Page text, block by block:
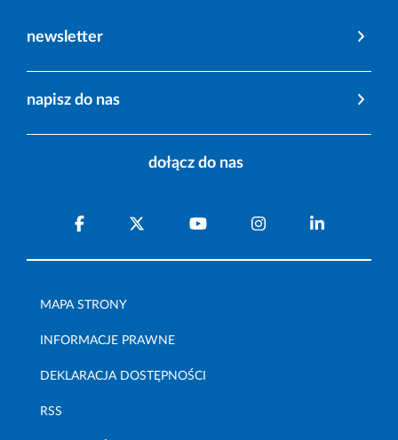
newsletter
napisz do nas
dołącz do nas
MAPA STRONY
INFORMACJE PRAWNE
DEKLARACJA DOSTĘPNOŚCI
RSS